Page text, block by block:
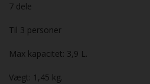
7 dele
Til 3 personer
Max kapacitet: 3,9 L.
Vægt: 1,45 kg.